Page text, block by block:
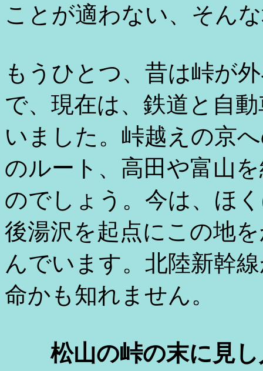
ことが適わない、そん
もうひとつ、昔は峠が
で、現在は、鉄道と自
いました。峠越えの京
のルート、高田や富山
のでしょう。今は、ほ
後湯沢を起点にこの地
んでいます。北陸新幹
命かも知れません。
松山の峠の末に見